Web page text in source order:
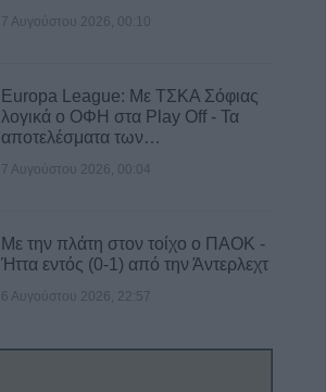
7 Αυγούστου 2026, 00:10
Europa League: Με ΤΣΚΑ Σόφιας
λογικά ο ΟΦΗ στα Play Off - Τα
αποτελέσματα των…
7 Αυγούστου 2026, 00:04
Με την πλάτη στον τοίχο ο ΠΑΟΚ -
Ήττα εντός (0-1) από την Άντερλεχτ
6 Αυγούστου 2026, 22:57